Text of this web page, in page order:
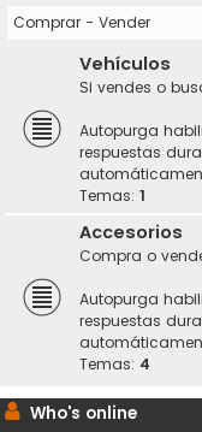
Comprar - Vender
Vehículos
Si vendes o
Autopurga
respuestas
Temas: 1
Accesorios
Compra o
Autopurga
respuestas
Temas: 4
Who's online